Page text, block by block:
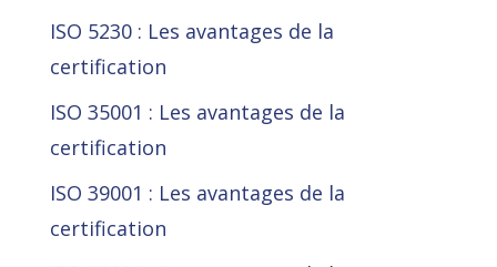
ISO 5230 : Les avantages de la
certification
ISO 35001 : Les avantages de la
certification
ISO 39001 : Les avantages de la
certification